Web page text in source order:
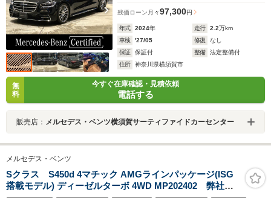
残価ローン 月々97,300円
年式 2024年 走行 2.2万km
車検
'27/05 修復
なし
保証
保証付 整備
法定整備付
住所
神奈川県横須賀市
無
料
今すぐ在庫確認・見積依頼
電話する
販売店： メルセデス・ベンツ横須賀サーティファイドカーセンター
メルセデス・ベンツ
Sクラス S450d 4マチック AMGラインパッケージ(ISG
搭載モデル) ディーゼルターボ 4WD MP202402 弊社下